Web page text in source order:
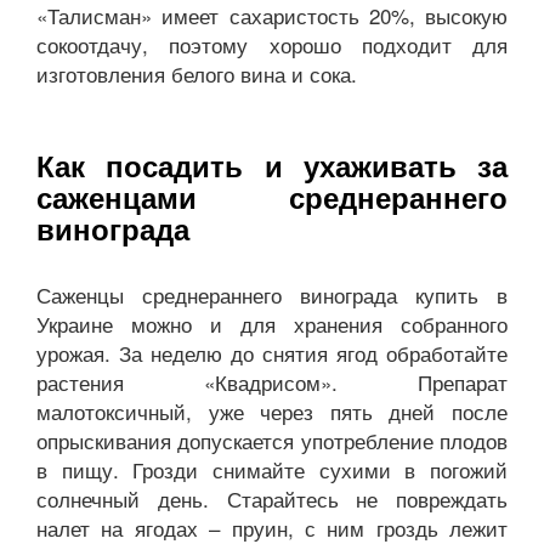
«Талисман» имеет сахаристость 20%, высокую
сокоотдачу, поэтому хорошо подходит для
изготовления белого вина и сока.
Как посадить и ухаживать за
саженцами среднераннего
винограда
Саженцы среднераннего винограда купить в
Украине можно и для хранения собранного
урожая. За неделю до снятия ягод обработайте
растения «Квадрисом». Препарат
малотоксичный, уже через пять дней после
опрыскивания допускается употребление плодов
в пищу. Грозди снимайте сухими в погожий
солнечный день. Старайтесь не повреждать
налет на ягодах – пруин, с ним гроздь лежит